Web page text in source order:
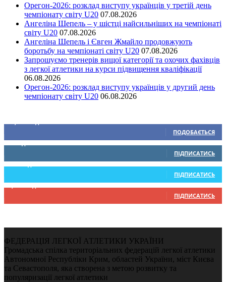
Орегон-2026: розклад виступу українців у третій день
чемпіонату світу U20 07.08.2026
Ангеліна Шепель – у шістці найсильніших на чемпіонаті
світу U20 07.08.2026
Ангеліна Шепель і Євген Жмайло продовжують
боротьбу на чемпіонаті світу U20 07.08.2026
Запрошуємо тренерів вищої категорії та охочих фахівців
з легкої атлетики на курси підвищення кваліфікації
06.08.2026
Орегон-2026: розклад виступу українців у другий день
чемпіонату світу U20 06.08.2026
ПОДОБАЄТЬСЯ
0 Підписників
ПІДПИСАТИСЬ
234 Підписників
ПІДПИСАТИСЬ
9,370 Підписників
ПІДПИСАТИСЬ
ФЕДЕРАЦІЯ ЛЕГКОЇ АТЛЕТИКИ УКРАЇНИ
Громадська спілка територіальних федерацій легкої атлетики
Автономної Республіки Крим, областей України, міст Києва
та Севастополя, яка створена з метою розвитку та
популяризації легкої атлетики